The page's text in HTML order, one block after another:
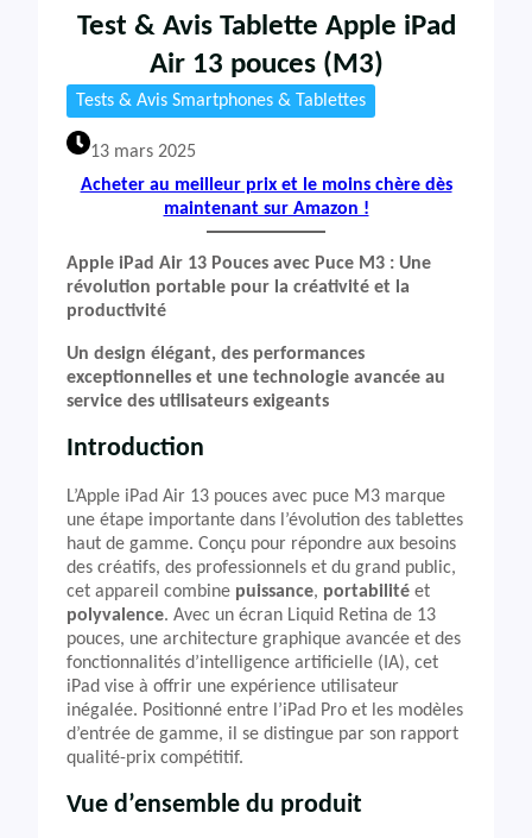
Test & Avis Tablette Apple iPad
Air 13 pouces (M3)
Tests & Avis Smartphones & Tablettes
13 mars 2025
Acheter au meilleur prix et le moins chère dès
maintenant sur Amazon !
Apple iPad Air 13 Pouces avec Puce M3 : Une
révolution portable pour la créativité et la
productivité
Un design élégant, des performances
exceptionnelles et une technologie avancée au
service des utilisateurs exigeants
Introduction
L’Apple iPad Air 13 pouces avec puce M3 marque
une étape importante dans l’évolution des tablettes
haut de gamme. Conçu pour répondre aux besoins
des créatifs, des professionnels et du grand public,
cet appareil combine puissance, portabilité et
polyvalence. Avec un écran Liquid Retina de 13
pouces, une architecture graphique avancée et des
fonctionnalités d’intelligence artificielle (IA), cet
iPad vise à offrir une expérience utilisateur
inégalée. Positionné entre l’iPad Pro et les modèles
d’entrée de gamme, il se distingue par son rapport
qualité-prix compétitif.
Vue d’ensemble du produit